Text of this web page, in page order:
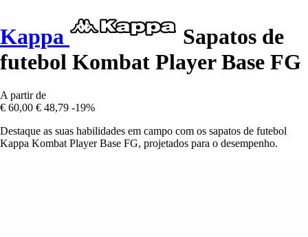
Kappa
Sapatos de
futebol Kombat Player Base FG
A partir de
€ 60,00 € 48,79 -19%
Destaque as suas habilidades em campo com os sapatos de futebol
Kappa Kombat Player Base FG, projetados para o desempenho.